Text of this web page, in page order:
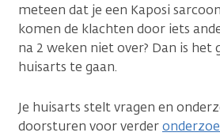
meteen dat je een Kaposi
komen de klachten door iets
na 2 weken niet over? Dan is het
huisarts te gaan.
Je huisarts stelt vragen en
doorsturen voor verder